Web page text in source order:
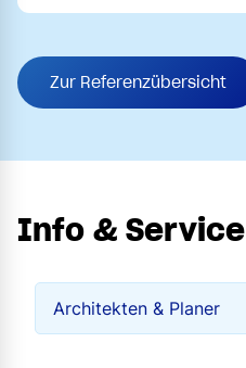
Zur Referenzübersicht
Info & Service